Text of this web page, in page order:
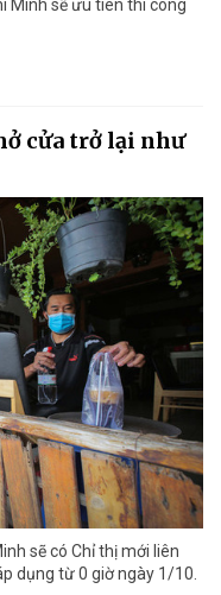
Minh sẽ ưu tiên thi công
cửa trở lại như
sẽ có Chỉ thị mới liên
dụng từ 0 giờ ngày 1/10.